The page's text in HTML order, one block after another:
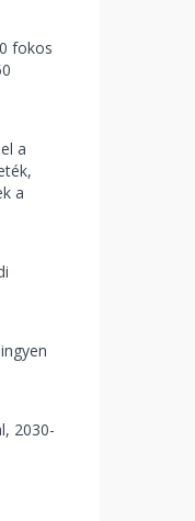
fokos
a
a
2030-